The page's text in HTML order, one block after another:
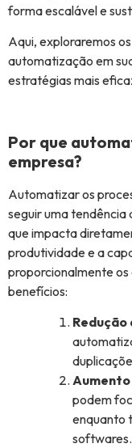
forma escalável e
Aqui, exploraremos
automatização em
estratégias mais
Por que
empresa?
Automatizar os
seguir uma tendência
que impacta
produtividade e a
proporcionalmente os
benefícios:
Redução
podem
enquanto
softwares.